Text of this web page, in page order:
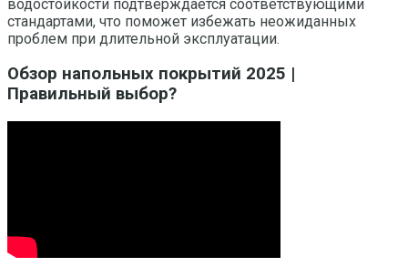
водостойкости подтверждается соответствующими
стандартами, что поможет избежать неожиданных
проблем при длительной эксплуатации.
Обзор напольных покрытий 2025 |
Правильный выбор?